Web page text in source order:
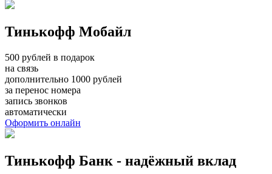
Тинькофф Мобайл
500 рублей в подарок
на связь
дополнительно 1000 рублей
за перенос номера
запись звонков
автоматически
Оформить онлайн
Тинькофф Банк - надёжный вклад